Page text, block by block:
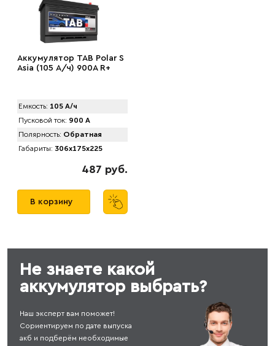
Аккумулятор TAB Polar S
Asia (105 А/ч) 900А R+
Емкость: 105 А/ч
Пусковой ток: 900 А
Полярность: Обратная
Габариты: 306x175x225
487 руб.
В корзину
Не знаете какой
аккумулятор выбрать?
Наш эксперт вам поможет!
Сориентируем по дате выпуска
акб и подберём необходимые